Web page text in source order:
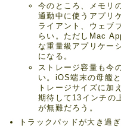
今のところ、メモリ
通勤中に使うアプリ
ライアント、ウェブ
らい。ただしMac
な重量級アプリケー
になる。
ストレージ容量も今
い。iOS端末の母艦
トレージサイズに加
期待して13インチの
が無難だろう。
トラックパッドが大き過ぎ